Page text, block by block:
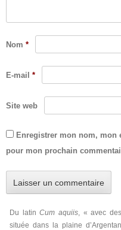
Nom *
E-mail *
Site web
Enregistrer mon nom, mon
pour mon prochain
Du latinCum aquiis, « avec
située dans la plaine